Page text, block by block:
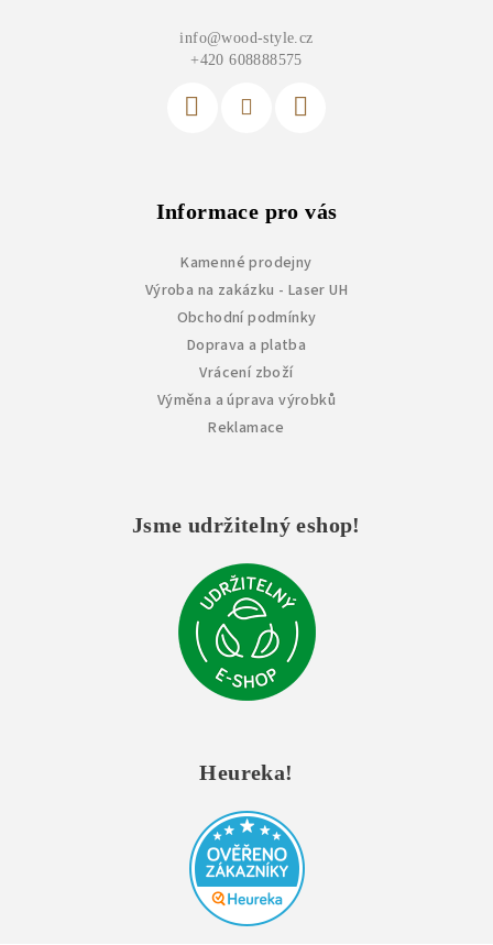
info@wood-style.cz
+420 608888575
Informace pro vás
Kamenné prodejny
Výroba na zakázku - Laser UH
Obchodní podmínky
Doprava a platba
Vrácení zboží
Výměna a úprava výrobků
Reklamace
Jsme udržitelný eshop!
Heureka!